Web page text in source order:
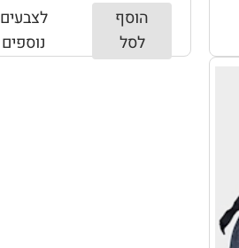
הוסף
לסל
לצבעים
נוספים